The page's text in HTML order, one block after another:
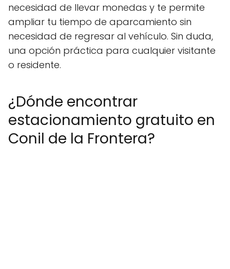
necesidad de llevar monedas y te permite
ampliar tu tiempo de aparcamiento sin
necesidad de regresar al vehículo. Sin duda,
una opción práctica para cualquier visitante
o residente.
¿Dónde encontrar
estacionamiento gratuito en
Conil de la Frontera?